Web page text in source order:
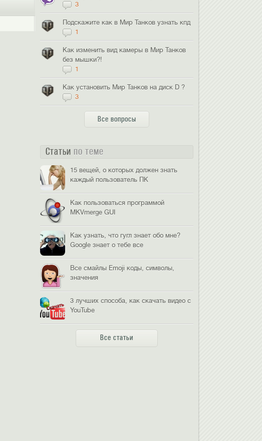
3
Подскажите как в Мир Танков узнать кпд
1
Как изменить вид камеры в Мир Танков
без мышки?!
1
Как установить Мир Танков на диск D ?
3
Все вопросы
Статьи по теме
15 вещей, о которых должен знать
каждый пользователь ПК
Как пользоваться программой
MKVmerge GUI
Как узнать, что гугл знает обо мне?
Google знает о тебе все
Все смайлы Emoji коды, символы,
значения
3 лучших способа, как скачать видео с
YouTube
Все статьи